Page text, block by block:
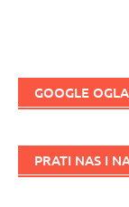
GOOGLE
PRATI NAS I